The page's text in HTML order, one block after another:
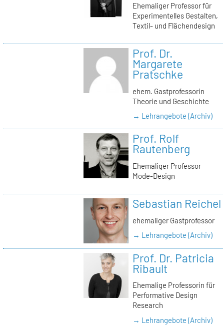
Ehemaliger Professor für
Experimentelles Gestalten,
Textil- und Flächendesign
Prof. Dr.
Margarete
Pratschke
ehem. Gastprofessorin
Theorie und Geschichte
→ Lehrangebote (Archiv)
Prof. Rolf
Rautenberg
Ehemaliger Professor
Mode-Design
Sebastian Reichel
ehemaliger Gastprofessor
→ Lehrangebote (Archiv)
Prof. Dr. Patricia
Ribault
Ehemalige Professorin für
Performative Design
Research
→ Lehrangebote (Archiv)